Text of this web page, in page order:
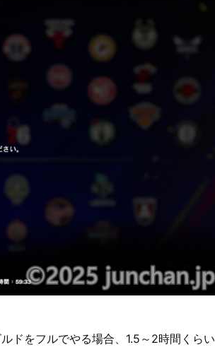
ドをフルでやる場合、1.5～2時間くらい